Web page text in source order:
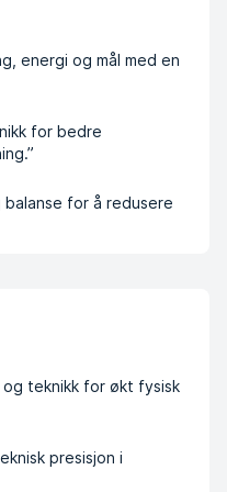
energi og mål med en
for bedre
for å redusere
teknikk for økt fysisk
presisjon i